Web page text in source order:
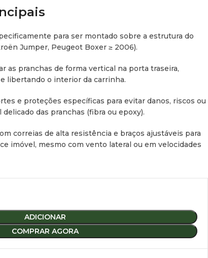
para ser montado sobre a estrutura do
Jumper, Peugeot Boxer ≥ 2006).
as pranchas de forma vertical na porta traseira,
libertando o interior da carrinha.
e proteções específicas para evitar danos, riscos ou
das pranchas (fibra ou epoxy).
correias de alta resistência e braços ajustáveis para
imóvel, mesmo com vento lateral ou em velocidades
integrando-se perfeitamente na estética moderna e
ADICIONAR
COMPRAR AGORA